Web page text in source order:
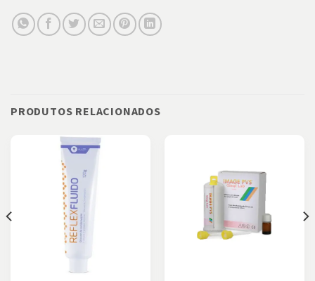
PRODUTOS RELACIONADOS